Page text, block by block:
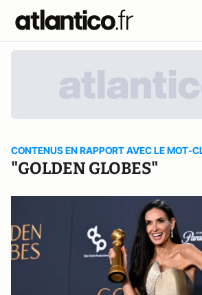
CONTENUS EN RAPPORT AVEC LE MOT-
"GOLDEN GLOBES"